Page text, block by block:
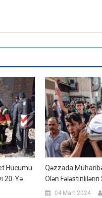
Hücumu
20-Yə
Qəzzada
Ölən Fələstinlilərin
04 Mart 2024